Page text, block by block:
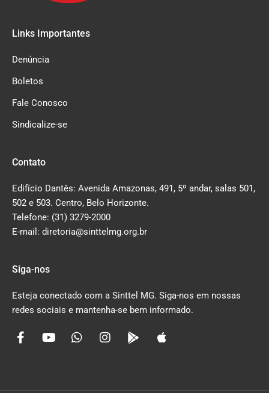
Links Importantes
Denúncia
Boletos
Fale Conosco
Sindicalize-se
Contato
Edifício Dantês: Avenida Amazonas, 491, 5º andar, salas 501,
502 e 503. Centro, Belo Horizonte.
Telefone: (31) 3279-2000
E-mail: diretoria@sinttelmg.org.br
Siga-nos
Esteja conectado com a Sinttel MG. Siga-nos em nossas
redes sociais e mantenha-se bem informado.